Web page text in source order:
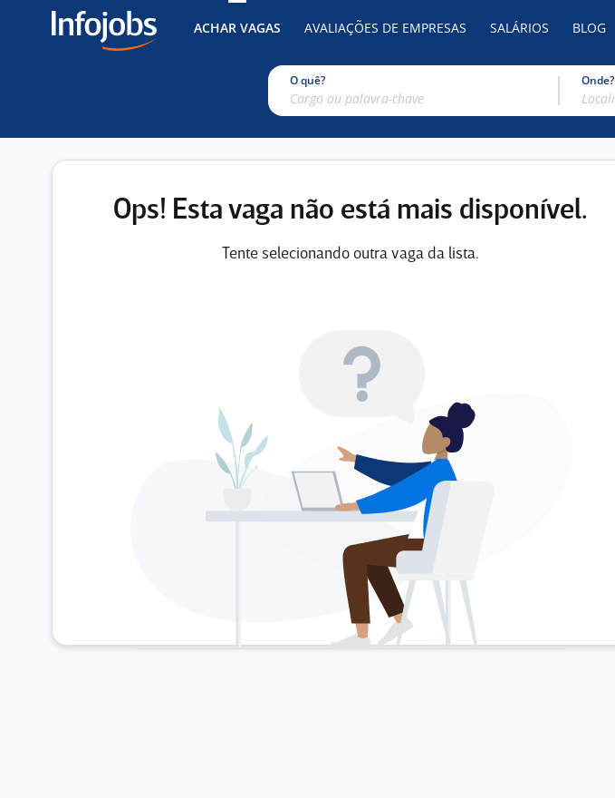
ACHAR VAGAS AVALIAÇÕES DE EMPRESAS SALÁRIOS BLOG
O quê? Onde?
Ops! Esta vaga não está mais disponível.
Tente selecionando outra vaga da lista.